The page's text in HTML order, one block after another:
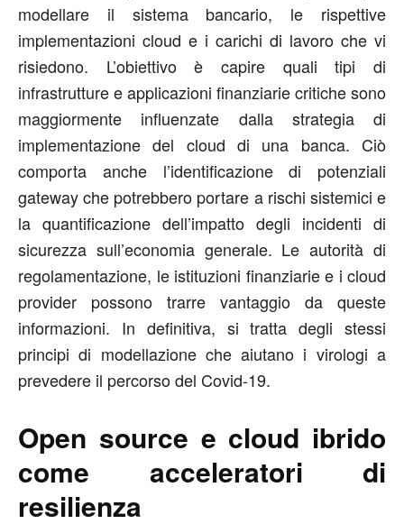
modellare il sistema bancario, le rispettive
implementazioni cloud e i carichi di lavoro che vi
risiedono. L’obiettivo è capire quali tipi di
infrastrutture e applicazioni finanziarie critiche sono
maggiormente influenzate dalla strategia di
implementazione del cloud di una banca. Ciò
comporta anche l’identificazione di potenziali
gateway che potrebbero portare a rischi sistemici e
la quantificazione dell’impatto degli incidenti di
sicurezza sull’economia generale. Le autorità di
regolamentazione, le istituzioni finanziarie e i cloud
provider possono trarre vantaggio da queste
informazioni. In definitiva, si tratta degli stessi
principi di modellazione che aiutano i virologi a
prevedere il percorso del Covid-19.
Open source e cloud ibrido
come acceleratori di
resilienza